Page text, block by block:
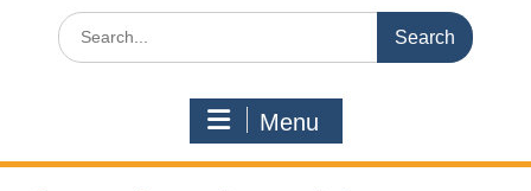
Search
for:
Menu